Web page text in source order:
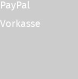
PayPal
Vorkasse